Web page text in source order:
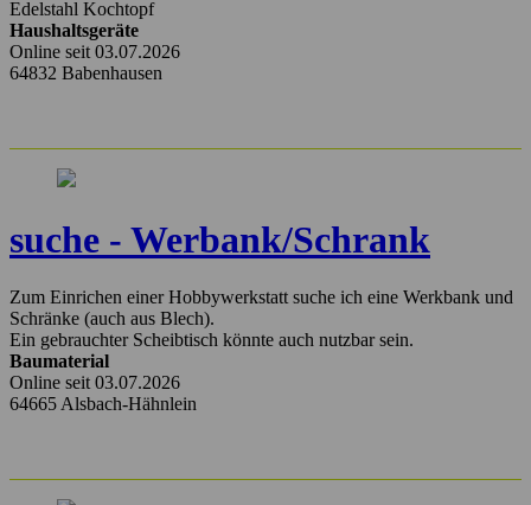
Edelstahl Kochtopf
Haushaltsgeräte
Online seit 03.07.2026
64832 Babenhausen
suche - Werbank/Schrank
Zum Einrichen einer Hobbywerkstatt suche ich eine Werkbank und
Schränke (auch aus Blech).
Ein gebrauchter Scheibtisch könnte auch nutzbar sein.
Baumaterial
Online seit 03.07.2026
64665 Alsbach-Hähnlein